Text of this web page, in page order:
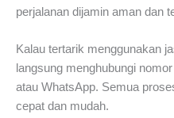
perjalanan dijamin aman dan
Kalau tertarik menggunakan
langsung menghubungi
atau WhatsApp. Semua
cepat dan mudah.